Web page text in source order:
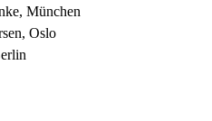
München
Oslo